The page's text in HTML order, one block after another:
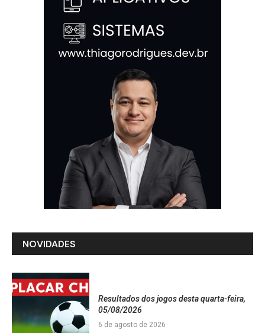
NOVIDADES
Resultados dos jogos desta quarta-feira,
05/08/2026
6 de agosto de 2026